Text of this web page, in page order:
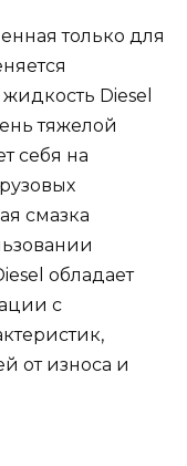
только для
Diesel
тяжелой
себя на
смазка
обладает
с
от износа и